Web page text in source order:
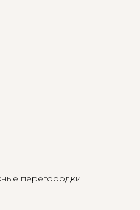
перегородки